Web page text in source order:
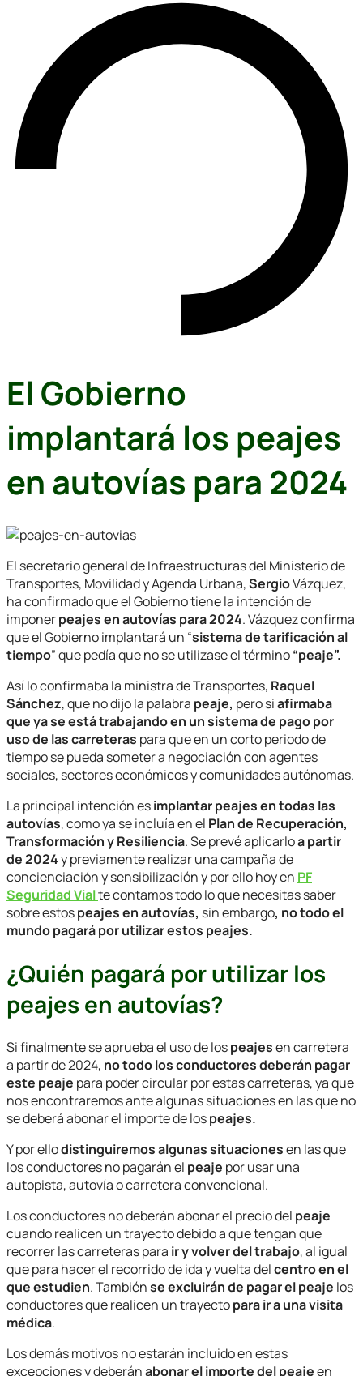
El Gobierno
implantará los peajes
en autovías para 2024
El secretario general de Infraestructuras del Ministerio de
Transportes, Movilidad y Agenda Urbana,SergioVázquez,
ha confirmado que el Gobierno tiene la intención de
imponerpeajes en autovías para 2024. Vázquez confirma
que el Gobierno implantará un “sistema de tarificación al
tiempo” que pedía que no se utilizase el término“peaje”.
Así lo confirmaba la ministra de Transportes, Raquel
Sánchez, que no dijo la palabra peaje, pero siafirmaba
que ya se está trabajando en un sistema de pago por
uso de las carreteras para que en un corto periodo de
tiempo se pueda someter a negociación con agentes
sociales, sectores económicos y comunidades autónomas.
La principal intención esimplantar peajes en todas las
autovías, como ya se incluía en el Plan de Recuperación,
Transformación y Resiliencia. Se prevé aplicarloa partir
de 2024y previamente realizar una campaña de
concienciación y sensibilización y por ello hoy en PF
Seguridad Vialte contamos todo lo que necesitas saber
sobre estospeajes en autovías, sin embargo, no todo el
mundo pagará por utilizar estos peajes.
¿Quién pagará por utilizar los
peajes en autovías?
Si finalmente se aprueba el uso de lospeajesen carretera
a partir de 2024, no todo los conductores deberán pagar
este peaje para poder circular por estas carreteras, ya que
nos encontraremos ante algunas situaciones en las que no
se deberá abonar el importe de lospeajes.
Y por ellodistinguiremos algunas situacionesen las que
los conductores no pagarán el peaje por usar una
autopista, autovía o carretera convencional.
Los conductores no deberán abonar el precio del peaje
cuando realicen un trayecto debido a que tengan que
recorrer las carreteras para ir y volver del trabajo, al igual
que para hacer el recorrido de ida y vuelta delcentro en el
que estudien. Tambiénse excluirán de pagar el peaje los
conductores que realicen un trayectopara ir a una visita
médica.
Los demás motivos no estarán incluido en estas
excepciones y deberánabonar el importe del peajeen